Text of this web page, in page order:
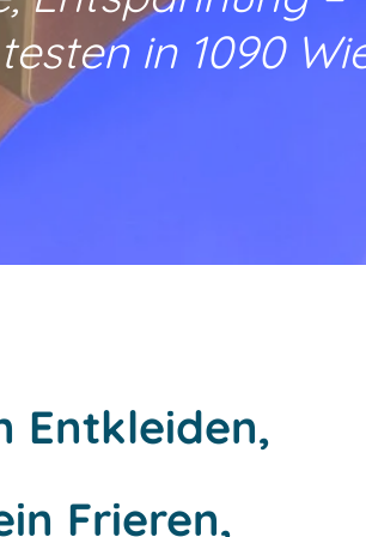
in 1090
Entkleiden,
Frieren,